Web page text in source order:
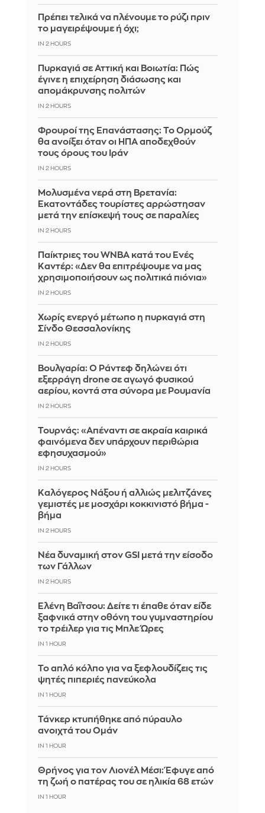
Πρέπει τελικά να πλένουμε το ρύζι πριν
το μαγειρέψουμε ή όχι;
IN 2 HOURS
Πυρκαγιά σε Αττική και Βοιωτία: Πώς
έγινε η επιχείρηση διάσωσης και
απομάκρυνσης πολιτών
IN 2 HOURS
Φρουροί της Επανάστασης: Το Ορμούζ
θα ανοίξει όταν οι ΗΠΑ αποδεχθούν
τους όρους του Ιράν
IN 2 HOURS
Μολυσμένα νερά στη Βρετανία:
Εκατοντάδες τουρίστες αρρώστησαν
μετά την επίσκεψή τους σε παραλίες
IN 2 HOURS
Παίκτριες του WNBA κατά του Ενές
Καντέρ: «Δεν θα επιτρέψουμε να μας
χρησιμοποιήσουν ως πολιτικά πιόνια»
IN 2 HOURS
Χωρίς ενεργό μέτωπο η πυρκαγιά στη
Σίνδο Θεσσαλονίκης
IN 2 HOURS
Βουλγαρία: Ο Ράντεφ δηλώνει ότι
εξερράγη drone σε αγωγό φυσικού
αερίου, κοντά στα σύνορα με Ρουμανία
IN 2 HOURS
Τουρνάς: «Απέναντι σε ακραία καιρικά
φαινόμενα δεν υπάρχουν περιθώρια
εφησυχασμού»
IN 2 HOURS
Καλόγερος Νάξου ή αλλιώς μελιτζάνες
γεμιστές με μοσχάρι κοκκινιστό βήμα -
βήμα
IN 2 HOURS
Νέα δυναμική στον GSI μετά την είσοδο
των Γάλλων
IN 2 HOURS
Ελένη Βαΐτσου: Δείτε τι έπαθε όταν είδε
ξαφνικά στην οθόνη του γυμναστηρίου
το τρέιλερ για τις Μπλε Ώρες
IN 1 HOUR
Το απλό κόλπο για να ξεφλουδίζεις τις
ψητές πιπεριές πανεύκολα
IN 1 HOUR
Τάνκερ κτυπήθηκε από πύραυλο
ανοιχτά του Ομάν
IN 1 HOUR
Θρήνος για τον Λιονέλ Μέσι: Έφυγε από
τη ζωή ο πατέρας του σε ηλικία 68 ετών
IN 1 HOUR